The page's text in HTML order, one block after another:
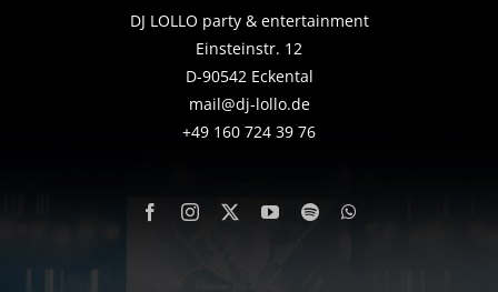
DJ LOLLO party & entertainment
Einsteinstr. 12
D-90542 Eckental
mail@dj-lollo.de
+49 160 724 39 76